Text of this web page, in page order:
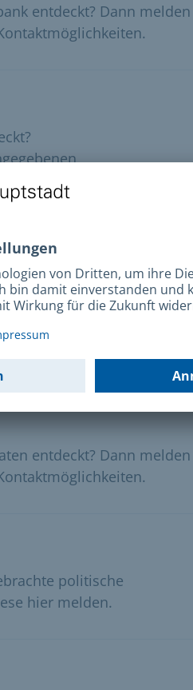
entdeckt? Dann melden
und
oder Straßenschild
die angegebenen
entdeckt? Dann melden
politische
hier melden.